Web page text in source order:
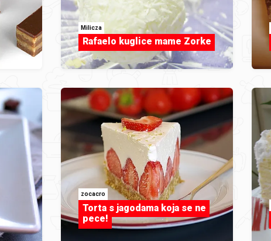
Milicza
Rafaelo kuglice mame Zorke
zocacro
Torta s jagodama koja se ne
pece!